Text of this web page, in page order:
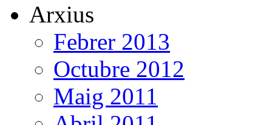
Arxius
Febrer 2013
Octubre 2012
Maig 2011